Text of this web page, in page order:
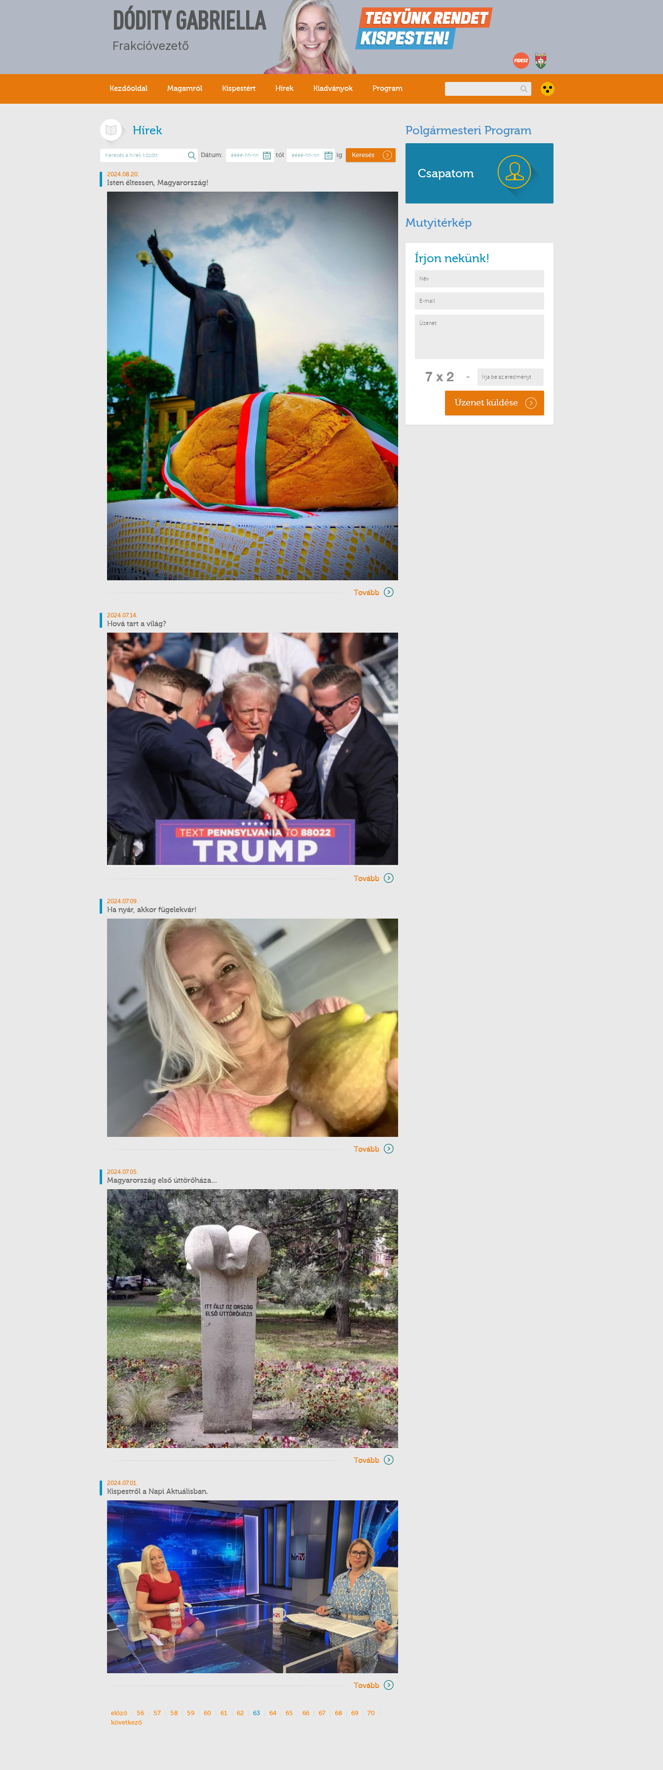
DÓDITY GABRIELLA
Frakcióvezető
Kezdőoldal Magamról Kispestért Hírek Kiadványok Program
Hírek
Dátum: tól ig Keresés
2024.08.20.
Isten éltessen, Magyarország!
Tovább
2024.07.14.
Hová tart a világ?
Tovább
2024.07.09.
Ha nyár, akkor fügelekvár!
Tovább
2024.07.05.
Magyarország első úttörőháza...
Tovább
2024.07.01.
Kispestről a Napi Aktuálisban.
Tovább
előző 56 57 58 59 60 61 62 63 64 65 66 67 68 69
70
következő
Polgármesteri Program
Csapatom
Mutyitérkép
Írjon nekünk!
=
Üzenet küldése